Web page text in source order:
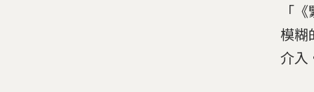
「
模糊
介入